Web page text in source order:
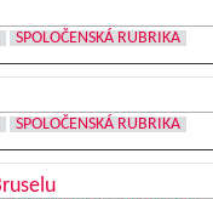
SPOLOČENSKÁ RUBRIKA
SPOLOČENSKÁ RUBRIKA